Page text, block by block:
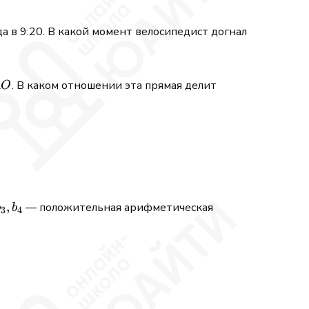
в 9:20. В какой момент велосипедист догнал
O. В каком отношении эта прямая делит
3, b4 — положительная арифметическая
\;=\; 3\sqrt{(1 - 4x)^{2018}} + 5\lvert 1 -